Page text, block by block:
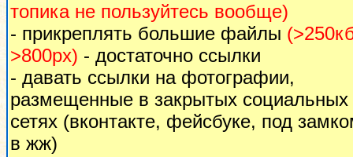
топика не пользуйтесь вообще)
- прикреплять большие файлы
>800px) - достаточно ссылки
- давать ссылки на фотографии,
размещенные в закрытых социальных
сетях (вконтакте, фейсбуке, под
в жж)